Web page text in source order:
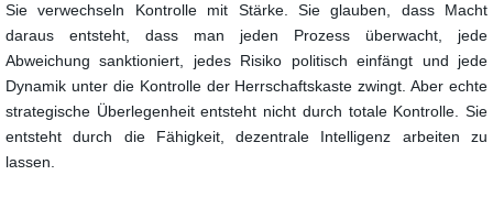
Sie verwechseln Kontrolle mit Stärke. Sie glauben, dass Macht
daraus entsteht, dass man jeden Prozess überwacht, jede
Abweichung sanktioniert, jedes Risiko politisch einfängt und jede
Dynamik unter die Kontrolle der Herrschaftskaste zwingt. Aber echte
strategische Überlegenheit entsteht nicht durch totale Kontrolle. Sie
entsteht durch die Fähigkeit, dezentrale Intelligenz arbeiten zu
lassen.